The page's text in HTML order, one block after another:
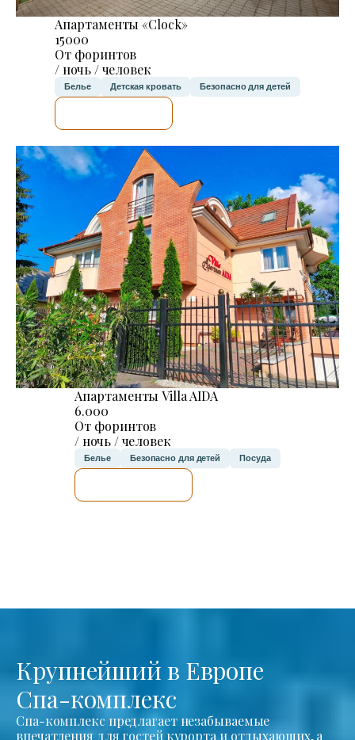
Апартаменты «Clock»
15000
От форинтов
/ ночь / человек
Белье Детская кровать Безопасно для детей
Апартаменты Villa AIDA
6.000
От форинтов
/ ночь / человек
Белье Безопасно для детей Посуда
Крупнейший в Европе
Спа-комплекс
Спа-комплекс предлагает незабываемые
впечатления для гостей курорта и отдыхающих, а